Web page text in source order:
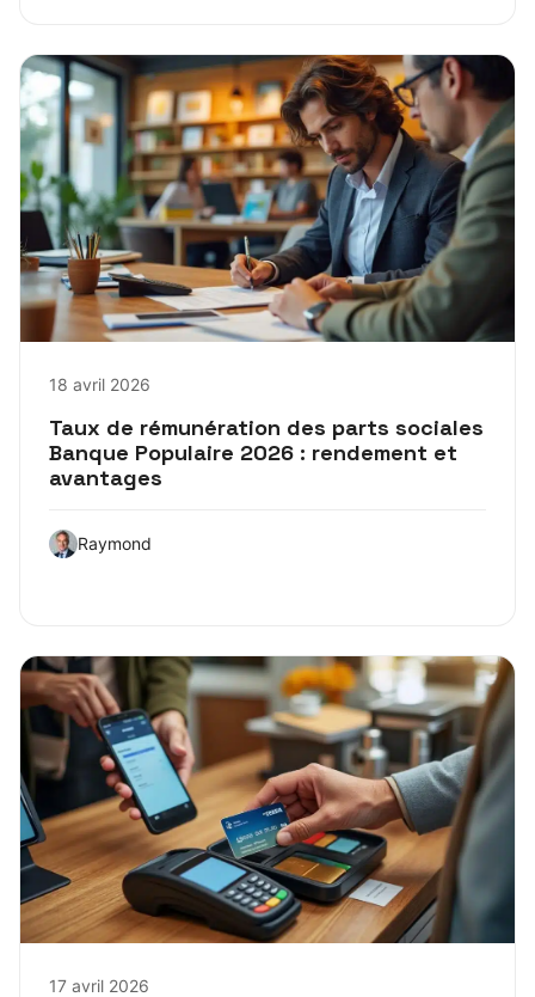
18 avril 2026
Taux de rémunération des parts sociales
Banque Populaire 2026 : rendement et
avantages
Raymond
17 avril 2026